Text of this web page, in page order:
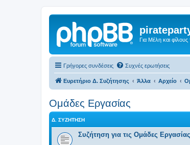
Για Μέλη και
Γρήγορες συνδέσεις Συχνές ερωτήσεις
Ευρετήριο Δ. Συζήτησης Άλλα Αρχείο
Ομάδες Εργασίας
Δ. ΣΥΖΉΤΗΣΗ
Συζήτηση για τις Ομάδες Εργασίας